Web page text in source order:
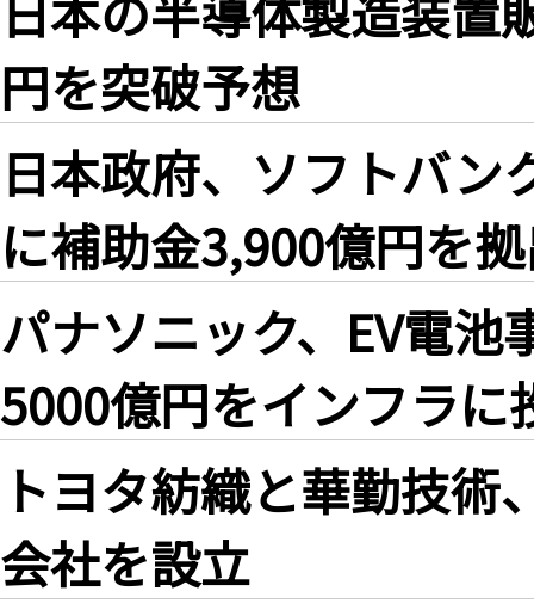
円を突破予想
日本政府、ソフトバン
に補助金3,900億円を
パナソニック、EV電
5000億円をインフラに
トヨタ紡織と華勤技
会社を設立